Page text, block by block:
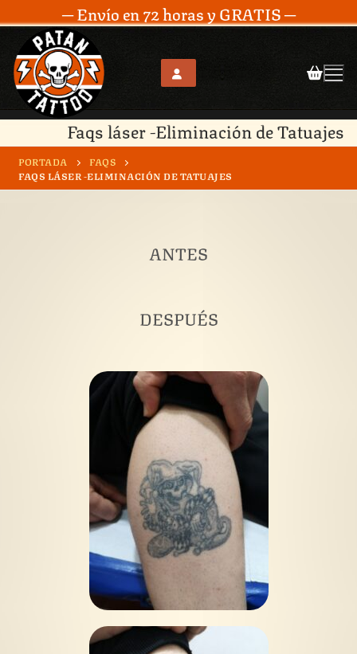
─ Envío en 72 horas y GRATIS ─
Faqs láser -Eliminación de Tatuajes
PORTADA
FAQS
FAQS LÁSER -ELIMINACIÓN DE TATUAJES
ANTES
DESPUÉS